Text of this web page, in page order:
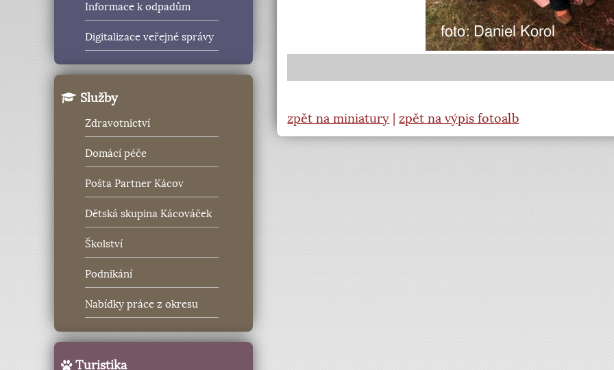
Informace k odpadům
Digitalizace veřejné správy
Služby
Zdravotnictví
Domácí péče
Pošta Partner Kácov
Dětská skupina Kácováček
Školství
Podnikání
Nabídky práce z okresu
Turistika